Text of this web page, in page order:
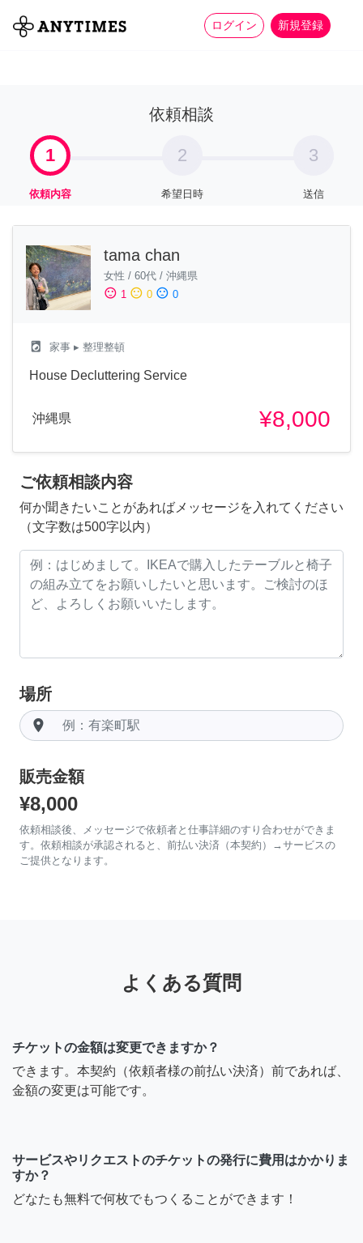
ログイン 新規登録
全て 家事 more_horiz
依頼相談
1
依頼内容
2
希望日時
3
送信
tama chan
女性 / 60代 / 沖縄県
sentiment_satisfied 1 sentiment_neutral 0 sentiment_dissatisfied 0
local_laundry_service 家事 ▸ 整理整頓
House Decluttering Service
沖縄県 ¥8,000
ご依頼相談内容
何か聞きたいことがあればメッセージを入れてください
（文字数は500字以内）
場所
room
販売金額
¥8,000
依頼相談後、メッセージで依頼者と仕事詳細のすり合わせができま
す。依頼相談が承認されると、前払い決済（本契約）→サービスの
ご提供となります。
よくある質問
チケットの金額は変更できますか？
できます。本契約（依頼者様の前払い決済）前であれば、
金額の変更は可能です。
サービスやリクエストのチケットの発行に費用はかかりま
すか？
どなたも無料で何枚でもつくることができます！